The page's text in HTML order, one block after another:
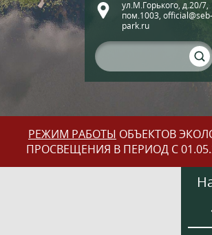
ул.М.Горького, д.20/7,
пом.1003, official@seb-
park.ru
РЕЖИМ РАБОТЫ ОБЪЕКТОВ
ПРОСВЕЩЕНИЯ В ПЕРИОД С